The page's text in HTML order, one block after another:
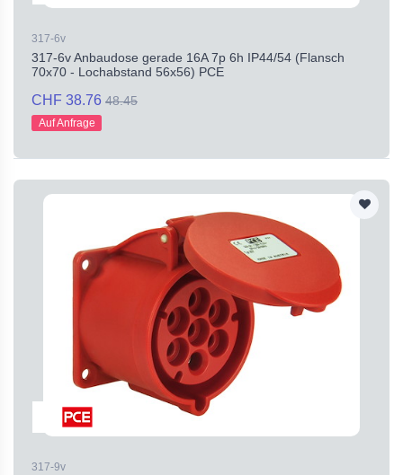
317-6v
317-6v Anbaudose gerade 16A 7p 6h IP44/54 (Flansch
70x70 - Lochabstand 56x56) PCE
CHF 38.76 48.45
Auf Anfrage
317-9v